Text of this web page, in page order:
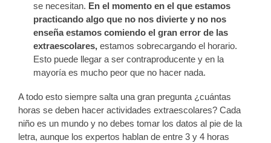
se necesitan. En el momento en el que estamos
practicando algo que no nos divierte y no nos
enseña estamos comiendo el gran error de las
extraescolares, estamos sobrecargando el horario.
Esto puede llegar a ser contraproducente y en la
mayoría es mucho peor que no hacer nada.
A todo esto siempre salta una gran pregunta ¿cuántas
horas se deben hacer actividades extraescolares? Cada
niño es un mundo y no debes tomar los datos al pie de la
letra, aunque los expertos hablan de entre 3 y 4 horas